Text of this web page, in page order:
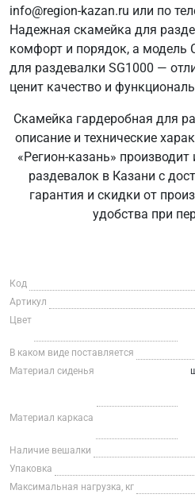
info@region-kazan.ru или по
Надежная скамейка для
комфорт и порядок, а модель
для раздевалки SG1000 —
ценит качество и
Скамейка гардеробная для
описание и технические
«Регион-казань»
раздевалок в Казани с
гарантия и скидки от
удобства при
Код
Артикул
Цвет
В каком виде поставляется
Материал сиденья
Материал каркаса
Наличие вешалки
Упаковка
Максимальная нагрузка, кг